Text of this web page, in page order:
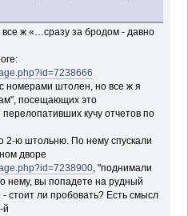
ж «…сразу за бродом - давно
номерами штолен, но все ж я
посещающих это
кучу отчетов по
2-ю штольню. По нему спускали
дворе
, "поднимали
нему, вы попадете на рудный
стоит ли пробовать? Есть смысл
й